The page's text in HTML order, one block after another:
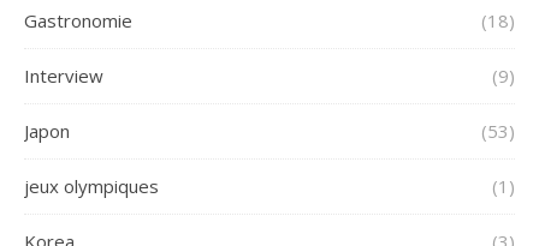
Gastronomie (18)
Interview (9)
Japon (53)
jeux olympiques (1)
Korea (3)